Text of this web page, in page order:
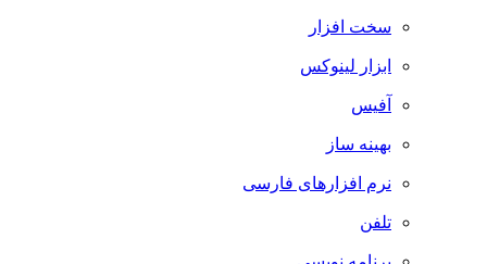
سخت افزار
ابزار لینوکس
آفیس
بهینه ساز
نرم افزارهای فارسی
تلفن